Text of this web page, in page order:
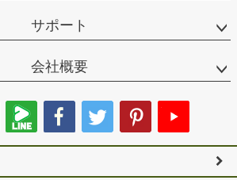
サポート
会社概要